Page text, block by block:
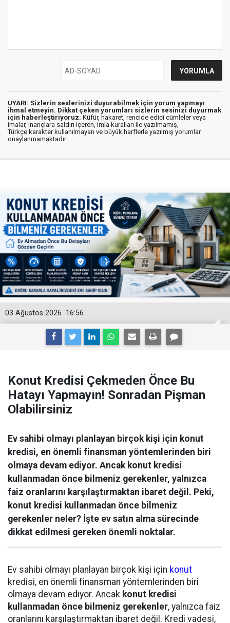
UYARI: Sizlerin seslerinizi duyurabilmek için yorum yapmayı
ihmal etmeyin. Dikkat çeken yorumları sizlerin sesinizi duyurmak
için haberleştiriyoruz. Küfür, hakaret, rencide edici cümleler veya
imalar, inançlara saldırı içeren, imla kuralları ile yazılmamış,
Türkçe karakter kullanılmayan ve büyük harflerle yazılmış yorumlar
onaylanmamaktadır.
16:56
03 Ağustos 2026
Konut Kredisi Çekmeden Önce Bu
Hatayı Yapmayın! Sonradan Pişman
Olabilirsiniz
Ev sahibi olmayı planlayan birçok kişi için konut
kredisi, en önemli finansman yöntemlerinden biri
olmaya devam ediyor. Ancak konut kredisi
kullanmadan önce bilmeniz gerekenler, yalnızca
faiz oranlarını karşılaştırmaktan ibaret değil. Peki,
konut kredisi kullanmadan önce bilmeniz
gerekenler neler? İşte ev satın alma sürecinde
dikkat edilmesi gereken önemli noktalar.
Ev sahibi olmayı planlayan birçok kişi için konut
kredisi, en önemli finansman yöntemlerinden biri
olmaya devam ediyor. Ancak konut kredisi
kullanmadan önce bilmeniz gerekenler, yalnızca faiz
oranlarını karşılaştırmaktan ibaret değil. Kredi vadesi,